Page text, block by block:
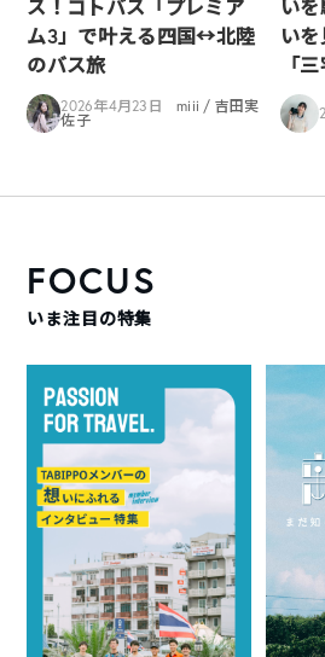
ス！コトバス「プレミア
ム3」で叶える四国↔︎北陸
のバス旅
2026年4月23日
miii / 吉田実
佐子
い
い
「
FOCUS
いま注目の特集